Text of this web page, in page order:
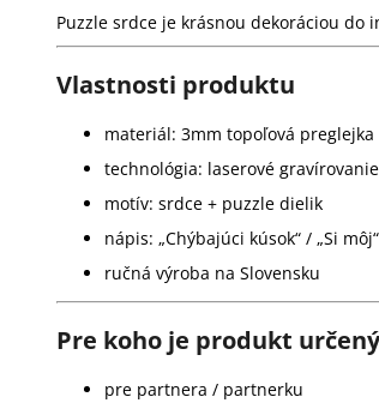
Puzzle srdce je krásnou dekoráciou do
Vlastnosti produktu
materiál: 3mm topoľová preglejka
technológia: laserové gravírovanie
motív: srdce + puzzle dielik
nápis: „Chýbajúci kúsok“ / „Si môj“
ručná výroba na Slovensku
Pre koho je produkt určený
pre partnera / partnerku